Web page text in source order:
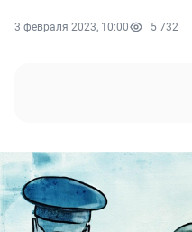
3 февраля 2023, 10:00 5 732